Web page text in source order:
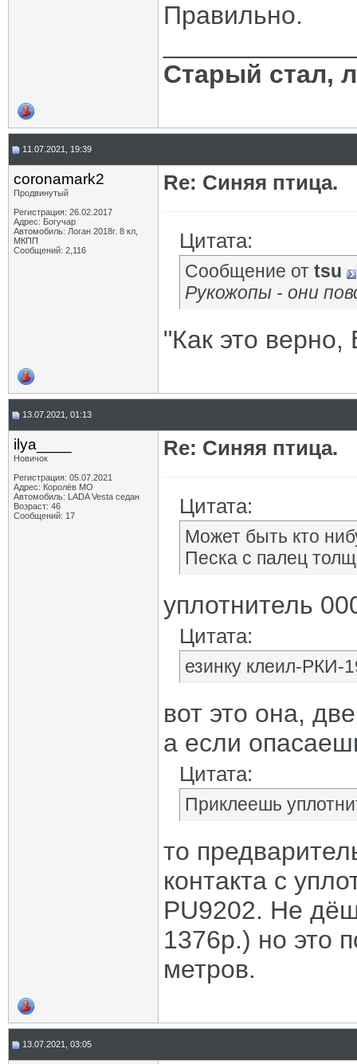
Правильно.
Старый стал,
11.07.2021, 19:39
coronamark2
Продвинутый
Регистрация: 26.02.2017
Адрес: Богучар
Автомобиль: Логан 2018г. 8 кл,
МКПП
Сообщений: 2,116
Re: Синяя птица.
Цитата:
Сообщение от tsu
Рукожопы - они
"Как это
13.07.2021, 01:13
ilya____
Новичок
Регистрация: 05.07.2021
Адрес: Королёв МО
Автомобиль: LADA Vesta седан
Возраст: 46
Сообщений: 17
Re: Синяя птица.
Цитата:
Может быть кто
Песка с палец
уплотнитель
Цитата:
езинку клеил-РКИ-
вот это она,
а если
Цитата:
Приклеешь
то
контакта с
PU9202. Не
1376р.) но это
метров.
13.07.2021, 03:05